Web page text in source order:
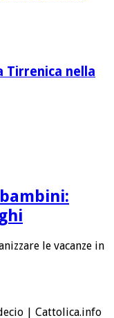
Tirrenica nella
le vacanze in
| Cattolica.info